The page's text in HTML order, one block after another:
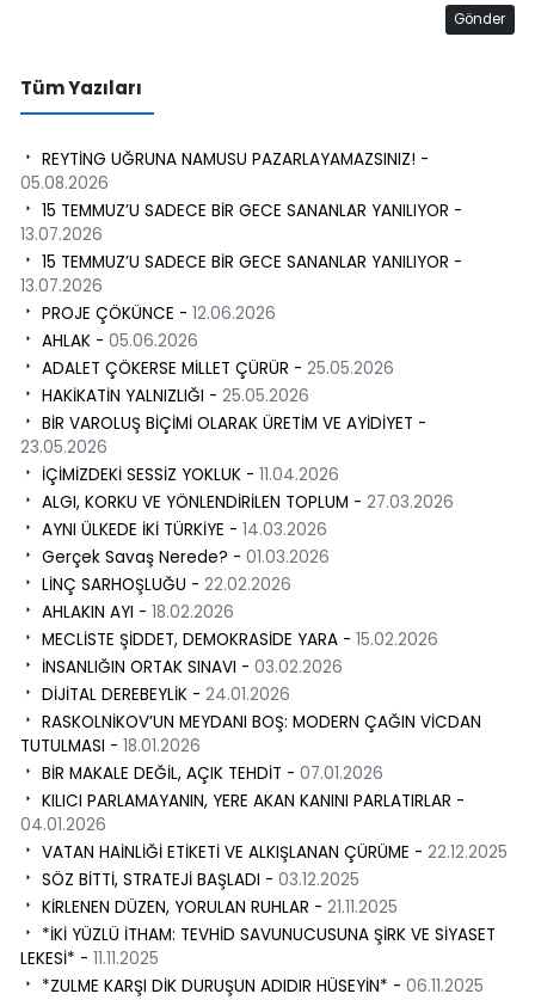
Gönder
Tüm Yazıları
REYTİNG UĞRUNA NAMUSU PAZARLAYAMAZSINIZ! -
05.08.2026
15 TEMMUZ’U SADECE BİR GECE SANANLAR YANILIYOR -
13.07.2026
15 TEMMUZ’U SADECE BİR GECE SANANLAR YANILIYOR -
13.07.2026
PROJE ÇÖKÜNCE - 12.06.2026
AHLAK - 05.06.2026
ADALET ÇÖKERSE MİLLET ÇÜRÜR - 25.05.2026
HAKİKATİN YALNIZLIĞI - 25.05.2026
BİR VAROLUŞ BİÇİMİ OLARAK ÜRETİM VE AYİDİYET -
23.05.2026
İÇİMİZDEKİ SESSİZ YOKLUK - 11.04.2026
ALGI, KORKU VE YÖNLENDİRİLEN TOPLUM - 27.03.2026
AYNI ÜLKEDE İKİ TÜRKİYE - 14.03.2026
Gerçek Savaş Nerede? - 01.03.2026
LİNÇ SARHOŞLUĞU - 22.02.2026
AHLAKIN AYI - 18.02.2026
MECLİSTE ŞİDDET, DEMOKRASİDE YARA - 15.02.2026
İNSANLIĞIN ORTAK SINAVI - 03.02.2026
DİJİTAL DEREBEYLİK - 24.01.2026
RASKOLNİKOV’UN MEYDANI BOŞ: MODERN ÇAĞIN VİCDAN
TUTULMASI - 18.01.2026
BİR MAKALE DEĞİL, AÇIK TEHDİT - 07.01.2026
KILICI PARLAMAYANIN, YERE AKAN KANINI PARLATIRLAR -
04.01.2026
VATAN HAİNLİĞİ ETİKETİ VE ALKIŞLANAN ÇÜRÜME - 22.12.2025
SÖZ BİTTİ, STRATEJİ BAŞLADI - 03.12.2025
KİRLENEN DÜZEN, YORULAN RUHLAR - 21.11.2025
*İKİ YÜZLÜ İTHAM: TEVHİD SAVUNUCUSUNA ŞİRK VE SİYASET
LEKESİ* - 11.11.2025
*ZULME KARŞI DİK DURUŞUN ADIDIR HÜSEYİN* - 06.11.2025